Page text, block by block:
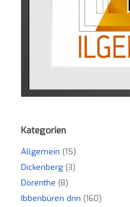
Kategorien
Allgemein (15)
Dickenberg (3)
Dörenthe (8)
Ibbenbüren drin (160)